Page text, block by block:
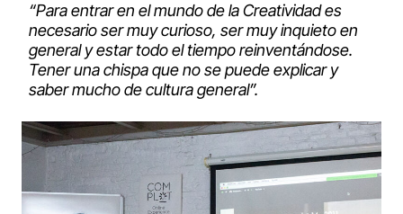
“Para entrar en el mundo de la Creatividad es
necesario ser muy curioso, ser muy inquieto en
general y estar todo el tiempo reinventándose.
Tener una chispa que no se puede explicar y
saber mucho de cultura general”.